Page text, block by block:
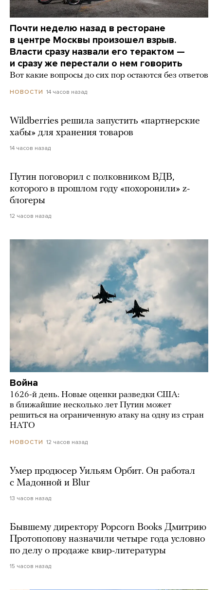
Почти неделю назад в ресторане
в центре Москвы произошел взрыв.
Власти сразу назвали его терактом —
и сразу же перестали о нем говорить
Вот какие вопросы до сих пор остаются без ответов
НОВОСТИ 14 часов назад
Wildberries решила запустить «партнерские
хабы» для хранения товаров
14 часов назад
Путин поговорил с полковником ВДВ,
которого в прошлом году «похоронили» z-
блогеры
12 часов назад
Война
1626-й день. Новые оценки разведки США:
в ближайшие несколько лет Путин может
решиться на ограниченную атаку на одну из стран
НАТО
НОВОСТИ 12 часов назад
Умер продюсер Уильям Орбит. Он работал
с Мадонной и Blur
13 часов назад
Бывшему директору Popcorn Books Дмитрию
Протопопову назначили четыре года условно
по делу о продаже квир-литературы
15 часов назад